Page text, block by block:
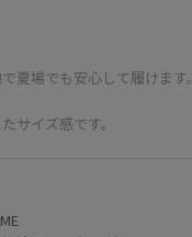
夏場でも安心して履けます。
サイズ感です。